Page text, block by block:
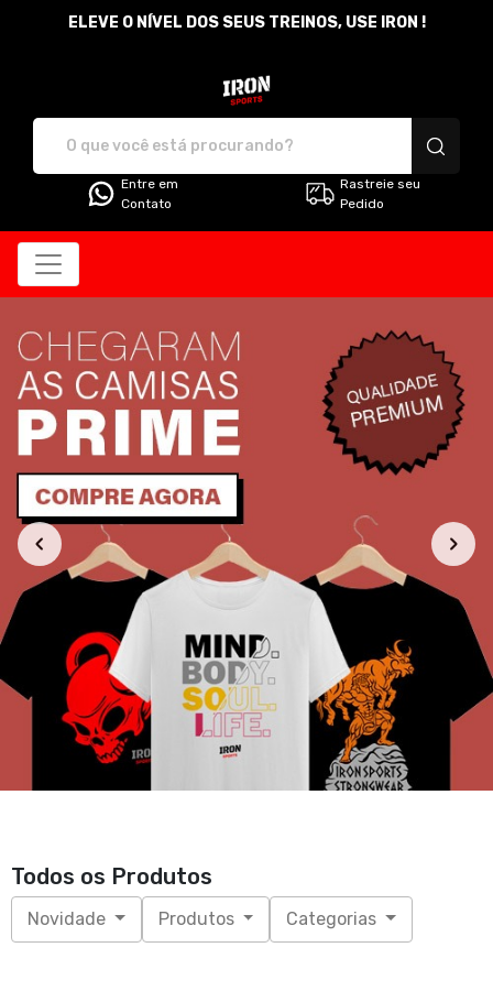
ELEVE O NÍVEL DOS SEUS TREINOS, USE IRON !
Entre em
Contato
Rastreie seu
Pedido
Todos os Produtos
Novidade Produtos Categorias